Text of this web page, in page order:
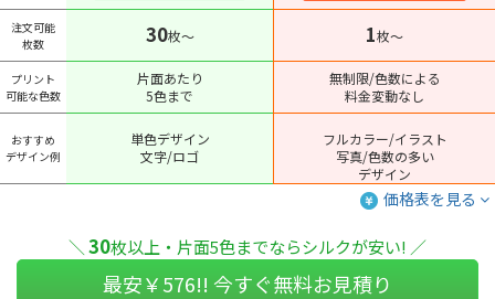
注文可能
枚数
30枚〜 1枚〜
プリント
可能な色数
片面あたり
5色まで
無制限/色数による
料金変動なし
おすすめ
デザイン例
単色デザイン
文字/ロゴ
フルカラー/イラスト
写真/色数の多い
デザイン
価格表を見る
＼ 30枚以上・片面5色までならシルクが安い! ／
最安￥576!! 今すぐ無料お見積り